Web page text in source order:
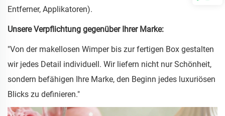
Entferner, Applikatoren).
Unsere Verpflichtung gegenüber Ihrer Marke:
"Von der makellosen Wimper bis zur fertigen Box gestalten
wir jedes Detail individuell. Wir liefern nicht nur Schönheit,
sondern befähigen Ihre Marke, den Beginn jedes luxuriösen
Blicks zu definieren."